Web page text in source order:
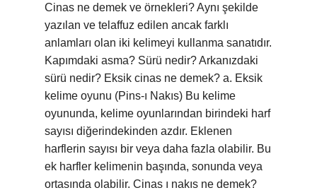
Cinas ne demek ve örnekleri? Aynı şekilde
yazılan ve telaffuz edilen ancak farklı
anlamları olan iki kelimeyi kullanma sanatıdır.
Kapımdaki asma? Sürü nedir? Arkanızdaki
sürü nedir? Eksik cinas ne demek? a. Eksik
kelime oyunu (Pins-ı Nakıs) Bu kelime
oyununda, kelime oyunlarından birindeki harf
sayısı diğerindekinden azdır. Eklenen
harflerin sayısı bir veya daha fazla olabilir. Bu
ek harfler kelimenin başında, sonunda veya
ortasında olabilir. Cinas ı nakıs ne demek?